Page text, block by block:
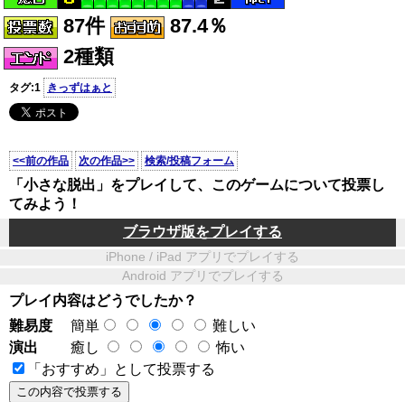
87件
87.4％
2種類
タグ:1 きっずはぁと
<<前の作品 次の作品>> 検索/投稿フォーム
「小さな脱出」をプレイして、このゲームについて投票し
てみよう！
ブラウザ版をプレイする
iPhone / iPad アプリでプレイする
Android アプリでプレイする
プレイ内容はどうでしたか？
難易度
簡単
難しい
演出
癒し
怖い
「おすすめ」として投票する